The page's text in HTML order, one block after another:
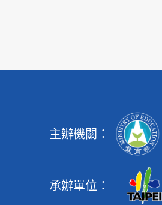
主辦機關：
承辦單位：